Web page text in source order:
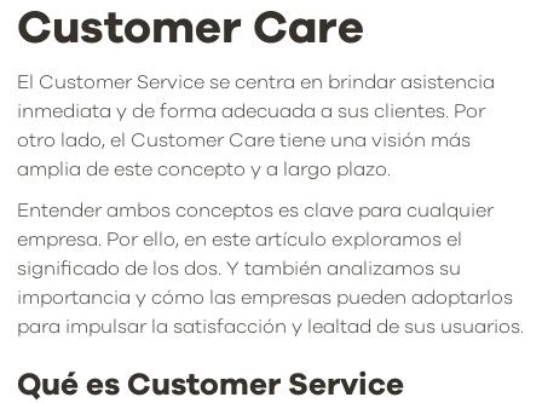
Customer Care
El Customer Service se centra en brindar asistencia
inmediata y de forma adecuada a sus clientes. Por
otro lado, el Customer Care tiene una visión más
amplia de este concepto y a largo plazo.
Entender ambos conceptos es clave para cualquier
empresa. Por ello, en este artículo exploramos el
significado de los dos. Y también analizamos su
importancia y cómo las empresas pueden adoptarlos
para impulsar la satisfacción y lealtad de sus usuarios.
Qué es Customer Service